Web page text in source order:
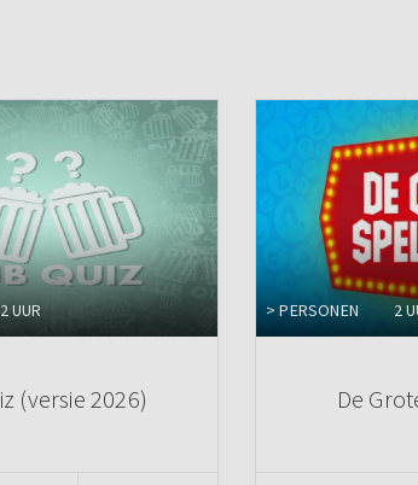
2 UUR
(versie 2026)
> PERSONEN 2
De